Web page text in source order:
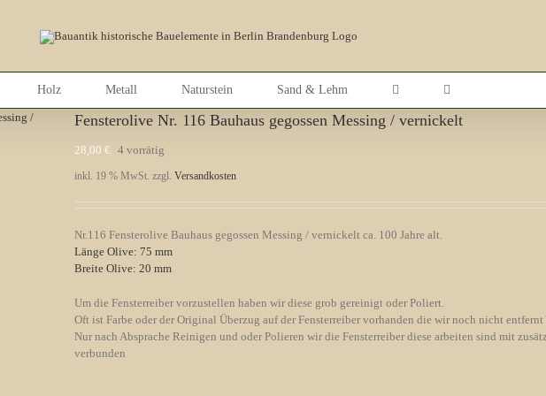
Holz Metall Naturstein Sand & Lehm
Fensterolive Nr. 116 Bauhaus gegossen Messing / vernickelt
28,00 € 4 vorrätig
inkl. 19 % MwSt. zzgl. Versandkosten
Nr.116 Fensterolive Bauhaus gegossen Messing / vernickelt ca. 100 Jahre alt.
Länge Olive: 75 mm
Breite Olive: 20 mm
Um die Fensterreiber vorzustellen haben wir diese grob gereinigt oder Poliert.
Oft ist Farbe oder der Original Überzug auf der Fensterreiber vorhanden die wir noch nicht entfernt
Nur nach Absprache Reinigen und oder Polieren wir die Fensterreiber diese arbeiten sind mit
verbunden